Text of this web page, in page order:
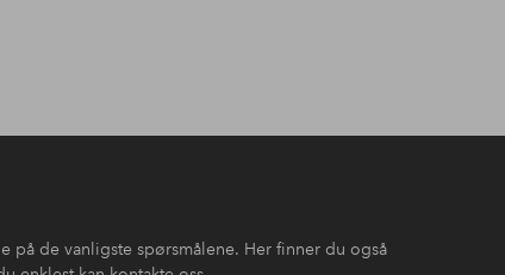
på de vanligste spørsmålene. Her finner du også